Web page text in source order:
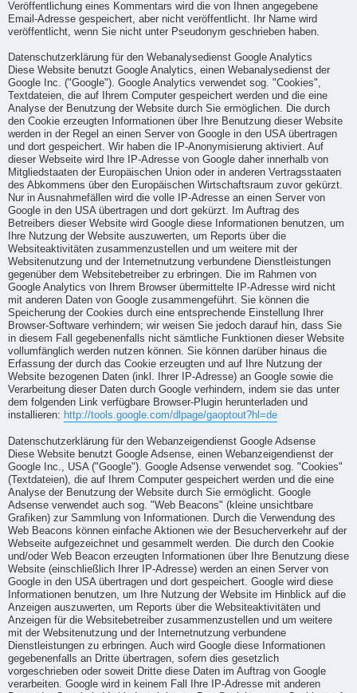
Veröffentlichung eines Kommentars wird die von Ihnen angegebene
Email-Adresse gespeichert, aber nicht veröffentlicht. Ihr Name wird
veröffentlicht, wenn Sie nicht unter Pseudonym geschrieben haben.
Datenschutzerklärung für den Webanalysedienst Google Analytics
Diese Website benutzt Google Analytics, einen Webanalysedienst der
Google Inc. ("Google"). Google Analytics verwendet sog. "Cookies",
Textdateien, die auf Ihrem Computer gespeichert werden und die eine
Analyse der Benutzung der Website durch Sie ermöglichen. Die durch
den Cookie erzeugten Informationen über Ihre Benutzung dieser Website
werden in der Regel an einen Server von Google in den USA übertragen
und dort gespeichert. Wir haben die IP-Anonymisierung aktiviert. Auf
dieser Webseite wird Ihre IP-Adresse von Google daher innerhalb von
Mitgliedstaaten der Europäischen Union oder in anderen Vertragsstaaten
des Abkommens über den Europäischen Wirtschaftsraum zuvor gekürzt.
Nur in Ausnahmefällen wird die volle IP-Adresse an einen Server von
Google in den USA übertragen und dort gekürzt. Im Auftrag des
Betreibers dieser Website wird Google diese Informationen benutzen, um
Ihre Nutzung der Website auszuwerten, um Reports über die
Websiteaktivitäten zusammenzustellen und um weitere mit der
Websitenutzung und der Internetnutzung verbundene Dienstleistungen
gegenüber dem Websitebetreiber zu erbringen. Die im Rahmen von
Google Analytics von Ihrem Browser übermittelte IP-Adresse wird nicht
mit anderen Daten von Google zusammengeführt. Sie können die
Speicherung der Cookies durch eine entsprechende Einstellung Ihrer
Browser-Software verhindern; wir weisen Sie jedoch darauf hin, dass Sie
in diesem Fall gegebenenfalls nicht sämtliche Funktionen dieser Website
vollumfänglich werden nutzen können. Sie können darüber hinaus die
Erfassung der durch das Cookie erzeugten und auf Ihre Nutzung der
Website bezogenen Daten (inkl. Ihrer IP-Adresse) an Google sowie die
Verarbeitung dieser Daten durch Google verhindern, indem sie das unter
dem folgenden Link verfügbare Browser-Plugin herunterladen und
installieren: http://tools.google.com/dlpage/gaoptout?hl=de
Datenschutzerklärung für den Webanzeigendienst Google Adsense
Diese Website benutzt Google Adsense, einen Webanzeigendienst der
Google Inc., USA ("Google"). Google Adsense verwendet sog. "Cookies"
(Textdateien), die auf Ihrem Computer gespeichert werden und die eine
Analyse der Benutzung der Website durch Sie ermöglicht. Google
Adsense verwendet auch sog. "Web Beacons" (kleine unsichtbare
Grafiken) zur Sammlung von Informationen. Durch die Verwendung des
Web Beacons können einfache Aktionen wie der Besucherverkehr auf der
Webseite aufgezeichnet und gesammelt werden. Die durch den Cookie
und/oder Web Beacon erzeugten Informationen über Ihre Benutzung diese
Website (einschließlich Ihrer IP-Adresse) werden an einen Server von
Google in den USA übertragen und dort gespeichert. Google wird diese
Informationen benutzen, um Ihre Nutzung der Website im Hinblick auf die
Anzeigen auszuwerten, um Reports über die Websiteaktivitäten und
Anzeigen für die Websitebetreiber zusammenzustellen und um weitere
mit der Websitenutzung und der Internetnutzung verbundene
Dienstleistungen zu erbringen. Auch wird Google diese Informationen
gegebenenfalls an Dritte übertragen, sofern dies gesetzlich
vorgeschrieben oder soweit Dritte diese Daten im Auftrag von Google
verarbeiten. Google wird in keinem Fall Ihre IP-Adresse mit anderen